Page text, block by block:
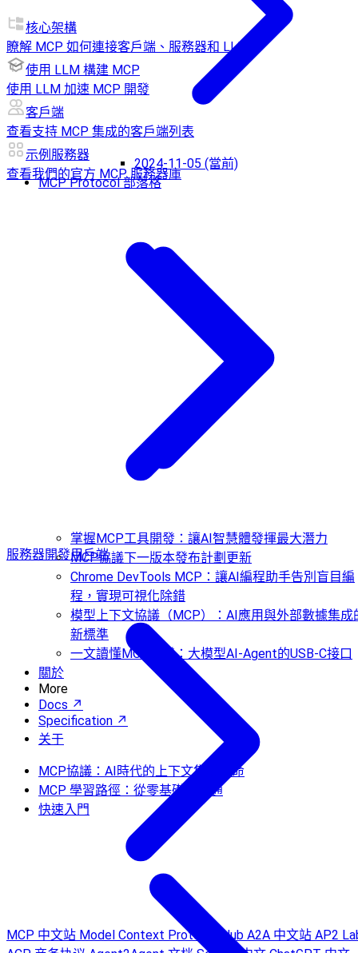
2024-11-05 (當前)
MCP Protocol 部落格
掌握MCP工具開發：讓AI智慧體發揮最大潛力
MCP協議下一版本發布計劃更新
Chrome DevTools MCP：讓AI編程助手告別盲目編
程，實現可視化除錯
模型上下文協議（MCP）：AI應用與外部數據集成
新標準
一文讀懂MCP協議：大模型AI-Agent的USB-C接口
關於
More
Docs ↗
Specification ↗
关于
MCP協議：AI時代的上下文集成革命
MCP 學習路徑：從零基礎到精通
快速入門
核心架構
瞭解 MCP 如何連接客戶端、服務器和 LLM
使用 LLM 構建 MCP
使用 LLM 加速 MCP 開發
客戶端
查看支持 MCP 集成的客戶端列表
示例服務器
查看我們的官方 MCP 服務器庫
服務器開發用戶端
MCP 中文站 Model Context Protocol Hub A2A 中文站 AP2